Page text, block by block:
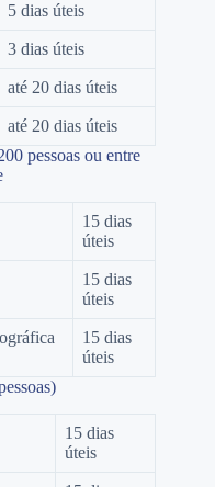
5 dias úteis
3 dias úteis
até 20 dias úteis
até 20 dias úteis
pessoas ou entre
15 dias
úteis
15 dias
úteis
15 dias
úteis
15 dias
úteis